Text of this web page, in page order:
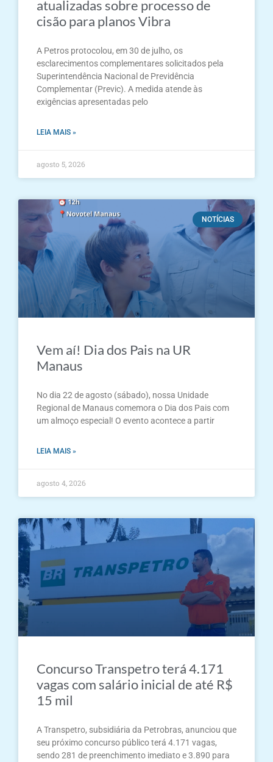
atualizadas sobre processo de
cisão para planos Vibra
A Petros protocolou, em 30 de julho, os
esclarecimentos complementares solicitados pela
Superintendência Nacional de Previdência
Complementar (Previc). A medida atende às
exigências apresentadas pelo
LEIA MAIS »
agosto 5, 2026
NOTÍCIAS
Vem aí! Dia dos Pais na UR
Manaus
No dia 22 de agosto (sábado), nossa Unidade
Regional de Manaus comemora o Dia dos Pais com
um almoço especial! O evento acontece a partir
LEIA MAIS »
agosto 4, 2026
Concurso Transpetro terá 4.171
vagas com salário inicial de até R$
15 mil
A Transpetro, subsidiária da Petrobras, anunciou que
seu próximo concurso público terá 4.171 vagas,
sendo 281 de preenchimento imediato e 3.890 para